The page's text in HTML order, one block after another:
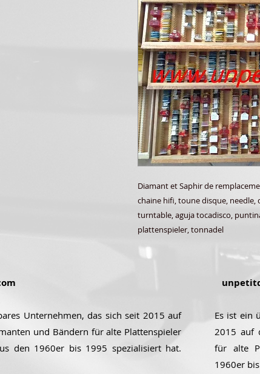
Diamant et Saphir de
chaine hifi, toune disque,
turntable, aguja tocadisco,
plattenspieler, tonnadel
Unternehmen, das sich seit 2015 auf
und Bändern für alte Plattenspieler
den 1960er bis 1995 spezialisiert hat.
Es ist ein
2015 auf
für alte
1960er